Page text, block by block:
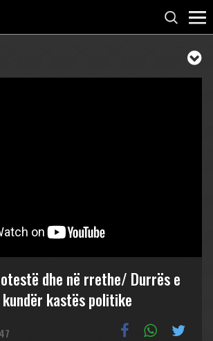
dhe në rrethe/ Durrës e
kastës politike